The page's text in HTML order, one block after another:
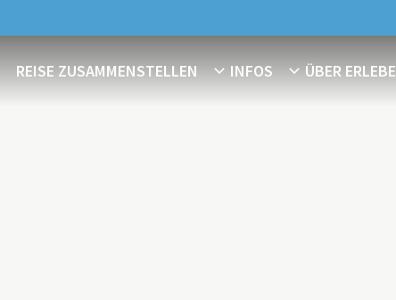
REISE ZUSAMMENSTELLEN INFOS ÜBER ERLEBE